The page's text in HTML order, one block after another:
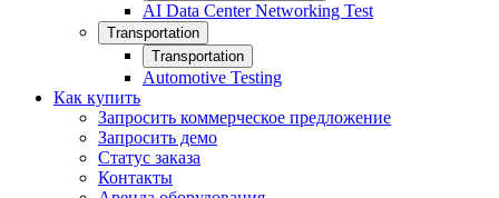
AI Data Center Networking Test
Transportation
Transportation
Automotive Testing
Как купить
Запросить коммерческое предложение
Запросить демо
Статус заказа
Контакты